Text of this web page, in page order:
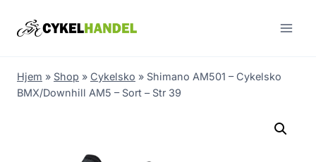
Hjem » Shop » Cykelsko » Shimano AM501 – Cykelsko
BMX/Downhill AM5 – Sort – Str 39